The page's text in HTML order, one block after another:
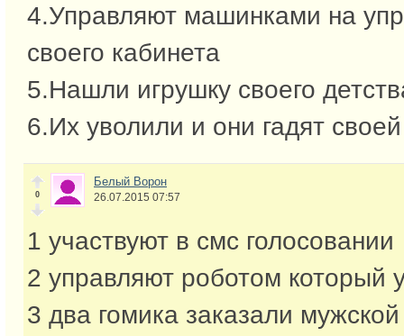
4.Управляют машинками на
своего кабинета
5.Нашли игрушку своего
6.Их уволили и они гадят
0
Белый Ворон
26.07.2015 07:57
1 участвуют в смс голосовании
2 управляют роботом который
3 два гомика заказали мужской